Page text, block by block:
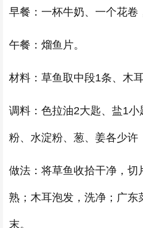
早餐：一杯牛奶、一个花卷
午餐：熘鱼片。
材料：草鱼取中段1条、木
调料：色拉油2大匙、盐1
粉、水淀粉、葱、姜各少许
做法：将草鱼收拾干净，切
熟；木耳泡发，洗净；广东
末。